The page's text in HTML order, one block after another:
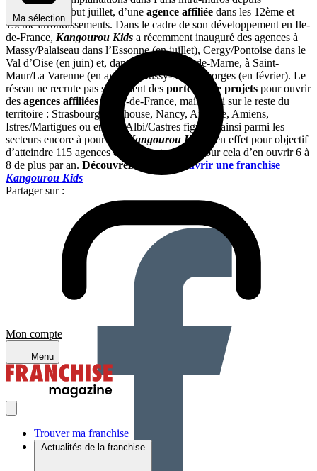
Ma sélection
Mon compte
Menu
Trouver ma franchise
Actualités de la franchise
l’ouverture, début juillet, d’une agence affiliée dans les 12ème et
13ème arrondissements. Dans le cadre de son développement en Ile-
de-France, Kangourou Kids a récemment inauguré des agences à
Massy/Palaiseau dans l’Essonne (en juillet), Cergy/Pontoise dans le
Val d’Oise (en juin) et, dans le dans le Val-de-Marne, à Saint-
Maur/La Varenne (en avril) et Bussy-Saint-Georges (en février). Le
réseau ne recrute pas seulement des porteurs de projets pour ouvrir
des agences affiliéesen Ile-de-France, mais aussi sur le reste du
territoire : Strasbourg, Mulhouse, Nancy, Auxerre, Amiens,
Istres/Martigues ou encore Albi/Castres figurent ainsi parmi les
secteurs encore à pourvoir.
Kangourou Kids
a en effet pour objectif
d’atteindre 115 agences en 2020, et prévoit pour cela d’en ouvrir 6 à
8 de plus par an. Découvrez comment
ouvrir une franchise
Kangourou Kids
Partager sur :